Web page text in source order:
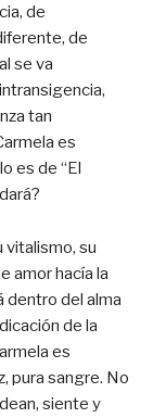
de
de
se va
tan
es
es de “El
vitalismo, su
amor hacía la
dentro del alma
de la
es
pura sangre. No
siente y